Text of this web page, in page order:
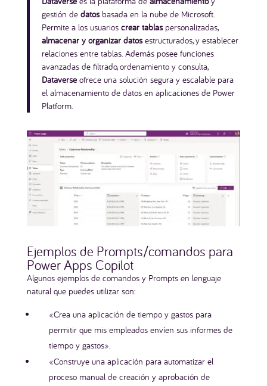
gestión de datosbasada en la nube de Microsoft.
Permite a los usuarioscrear tablaspersonalizadas,
almacenar y organizar datosestructurados, y establecer
relaciones entre tablas. Además posee funciones
avanzadas de filtrado, ordenamiento y consulta,
Dataverseofrece una solución segura y escalable para
el almacenamiento de datos en aplicaciones de Power
Platform.
Ejemplos de Prompts/comandos para
Power Apps Copilot
Algunos ejemplos de comandos y Prompts en lenguaje
natural que puedes utilizar son:
«Crea una aplicación de tiempo y gastos para
permitir que mis empleados envíen sus informes de
tiempo y gastos».
«Construye una aplicación para automatizar el
proceso manual de creación y aprobación de